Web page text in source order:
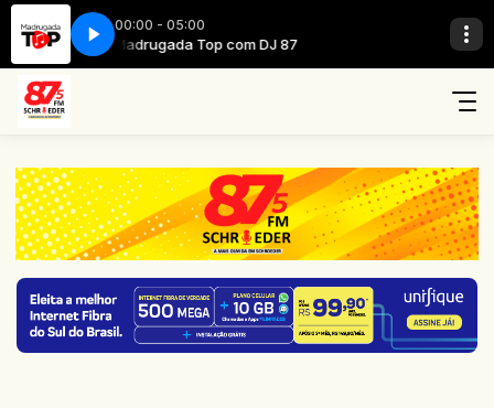
00:00 - 05:00
Madrugada Top com DJ 87